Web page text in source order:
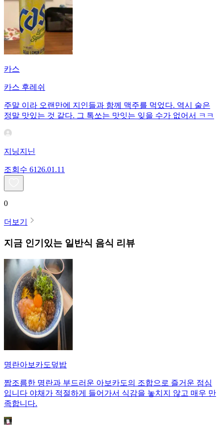
카스
카스 후레쉬
주말 이라 오랜만에 지인들과 함께 맥주를 먹었다. 역시 술은
정말 맛있는 것 같다. 그 톡쏘는 맛잇는 잊을 수가 없어서 ㅋㅋ
지닝지닌
조회수 61 26.01.11
0
더보기
지금 인기있는 일반식 음식 리뷰
명란아보카도덮밥
짭조름한 명란과 부드러운 아보카도의 조합으로 즐거운 점심
입니다 야채가 적절하게 들어가서 식감을 놓치지 않고 매우 만
족합니다.